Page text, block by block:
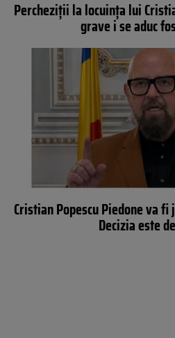
Percheziții la locuința lui
grave i se aduc
Cristian Popescu Piedone va fi
Decizia este